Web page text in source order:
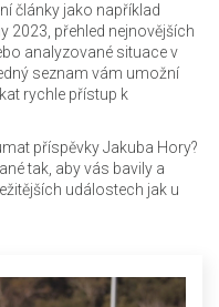
články jako například
2023, přehled nejnovějších
analyzované situace v
seznam vám umožní
rychle přístup k
příspěvky Jakuba Hory?
tak, aby vás bavily a
událostech jak u